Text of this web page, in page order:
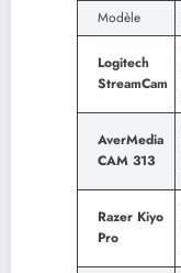
Modèle
Logitech
StreamCam
AverMedia
CAM 313
Razer Kiyo
Pro